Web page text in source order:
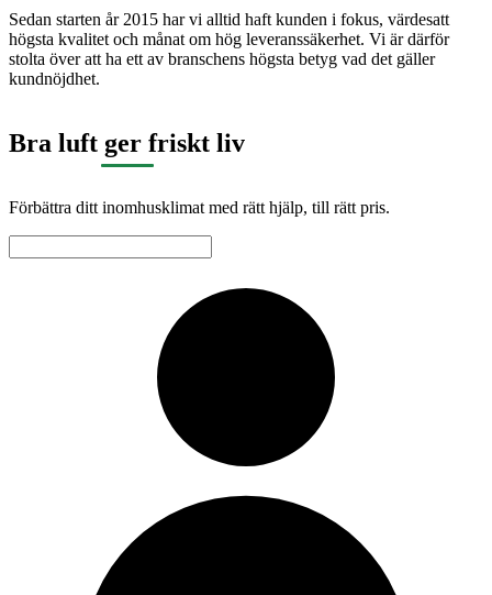
Sedan starten år 2015 har vi alltid haft kunden i fokus, värdesatt
högsta kvalitet och månat om hög leveranssäkerhet. Vi är därför
stolta över att ha ett av branschens högsta betyg vad det gäller
kundnöjdhet.
Bra luft ger friskt liv
Förbättra ditt inomhusklimat med rätt hjälp, till rätt pris.